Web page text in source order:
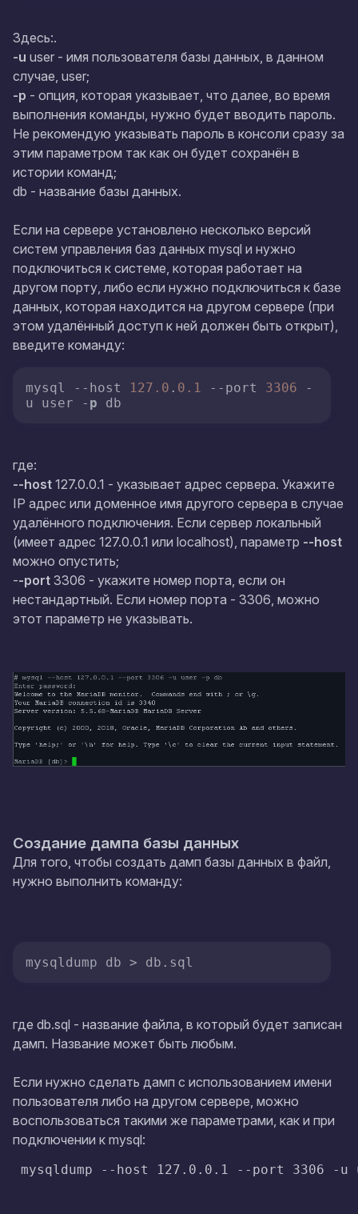
Здесь:.
-u user - имя пользователя базы данных, в данном
случае, user;
-p - опция, которая указывает, что далее, во время
выполнения команды, нужно будет вводить пароль.
Не рекомендую указывать пароль в консоли сразу за
этим параметром так как он будет сохранён в
истории команд;
db - название базы данных.
Если на сервере установлено несколько версий
систем управления баз данных mysql и нужно
подключиться к системе, которая работает на
другом порту, либо если нужно подключиться к базе
данных, которая находится на другом сервере (при
этом удалённый доступ к ней должен быть открыт),
введите команду:
mysql --host 127.0 . 0.1 --port 3306 -
u user - p db
где:
--host 127.0.0.1 - указывает адрес сервера. Укажите
IP адрес или доменное имя другого сервера в случае
удалённого подключения. Если сервер локальный
(имеет адрес 127.0.0.1 или localhost), параметр --host
можно опустить;
--port 3306 - укажите номер порта, если он
нестандартный. Если номер порта - 3306, можно
этот параметр не указывать.
Создание дампа базы данных
Для того, чтобы создать дамп базы данных в файл,
нужно выполнить команду:
mysqldump db > db.sql
где db.sql - название файла, в который будет записан
дамп. Название может быть любым.
Если нужно сделать дамп с использованием имени
пользователя либо на другом сервере, можно
воспользоваться такими же параметрами, как и при
подключении к mysql:
mysqldump --host 127.0.0.1 --port 3306 -